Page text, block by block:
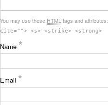
You may use these HTML tags and attributes:
cite=""> <s> <strike> <strong>
Name *
Email *